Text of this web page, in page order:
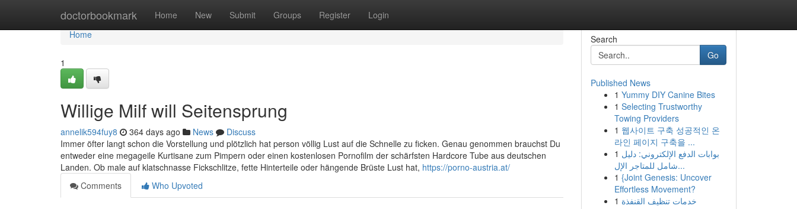
doctorbookmark Home New Submit Groups Register Login
Home
Home
1
Willige Milf will Seitensprung
annelik594fuy8 364 days ago News
Discuss
Immer öfter langt schon die Vorstellung und plötzlich hat person völlig Lust auf die Schnelle zu ficken. Genau genommen brauchst Du
entweder eine megageile Kurtisane zum Pimpern oder einen kostenlosen Pornofilm der schärfsten Hardcore Tube aus deutschen
Landen. Ob male auf klatschnasse Fickschlitze, fette Hinterteile oder hängende Brüste Lust hat, https://porno-austria.at/
Comments
Who Upvoted
Search
Go
Published News
1 Yummy DIY Canine Bites
1 Selecting Trustworthy
Towing Providers
1 웹사이트 구축 성공적인 온
라인 페이지 구축을 ...
1 بوابات الدفع الإلكتروني: دليل
شامل للمتاجر الإل...
1 {Joint Genesis: Uncover
Effortless Movement?
1 خدمات تنظيف القنفذة